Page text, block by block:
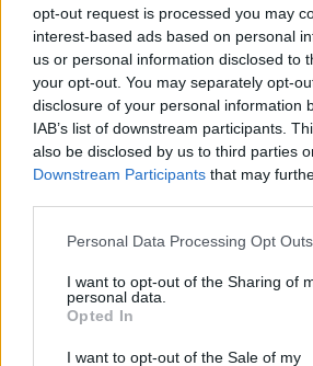
opt-out request is processed you may
interest-based ads based on personal
us or personal information disclosed to
your opt-out. You may separately opt-
disclosure of your personal information
IAB’s list of downstream participants.
also be disclosed by us to third parties
Downstream Participants that may
Please note that this website/app uses
not limited to your visit or usage
grant or deny consent to Google and its
use your data for below specified
consent section.
Personal Data Processing Opt Outs
I want to opt-out of the Sharing of
personal data.
Opted In
I want to opt-out of the Sale of my